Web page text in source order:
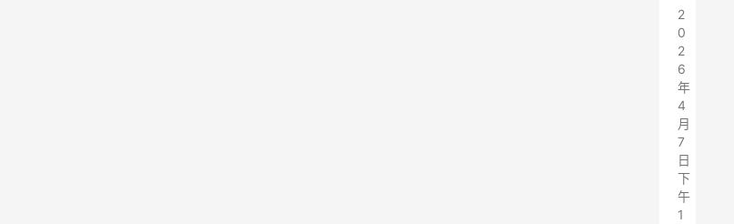
2
0
2
6
年
4
月
7
日
下
午
1